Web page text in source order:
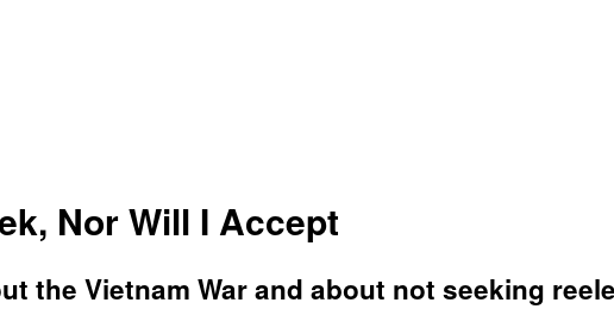
Nor Will I Accept
the Vietnam War and about not seeking